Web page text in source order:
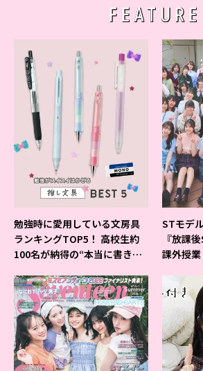
FEATURE
勉強時に愛用している文房具
ランキングTOP5！ 高校生約
100名が納得の“本当に書きや
STモデ
『放課
課外授